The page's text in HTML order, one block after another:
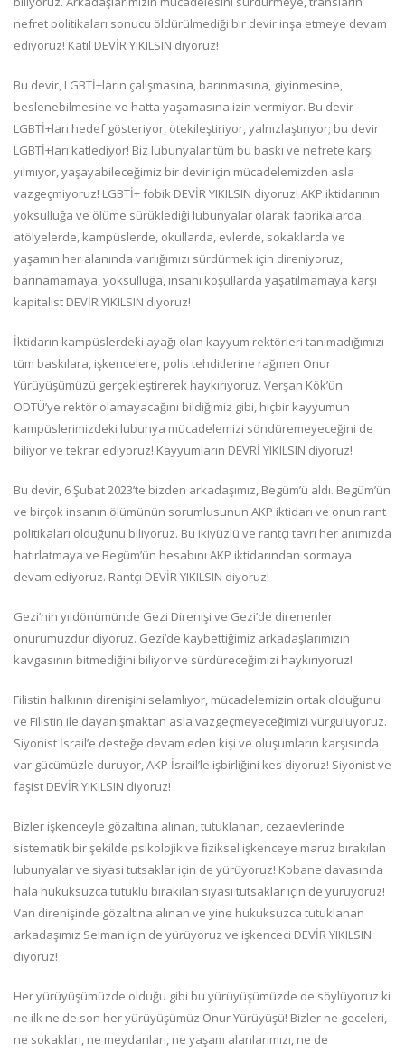
nefret politikaları sonucu öldürülmediği bir devir inşa etmeye devam
ediyoruz! Katil DEVİR YIKILSIN diyoruz!
Bu devir, LGBTİ+ların çalışmasına, barınmasına, giyinmesine,
beslenebilmesine ve hatta yaşamasına izin vermiyor. Bu devir
LGBTİ+ları hedef gösteriyor, ötekileştiriyor, yalnızlaştırıyor; bu devir
LGBTİ+ları katlediyor! Biz lubunyalar tüm bu baskı ve nefrete karşı
yılmıyor, yaşayabileceğimiz bir devir için mücadelemizden asla
vazgeçmiyoruz! LGBTİ+ fobik DEVİR YIKILSIN diyoruz! AKP iktidarının
yoksulluğa ve ölüme sürüklediği lubunyalar olarak fabrikalarda,
atölyelerde, kampüslerde, okullarda, evlerde, sokaklarda ve
yaşamın her alanında varlığımızı sürdürmek için direniyoruz,
barınamamaya, yoksulluğa, insani koşullarda yaşatılmamaya karşı
kapitalist DEVİR YIKILSIN diyoruz!
İktidarın kampüslerdeki ayağı olan kayyum rektörleri tanımadığımızı
tüm baskılara, işkencelere, polis tehditlerine rağmen Onur
Yürüyüşümüzü gerçekleştirerek haykırıyoruz. Verşan Kök’ün
ODTÜ’ye rektör olamayacağını bildiğimiz gibi, hiçbir kayyumun
kampüslerimizdeki lubunya mücadelemizi söndüremeyeceğini de
biliyor ve tekrar ediyoruz! Kayyumların DEVRİ YIKILSIN diyoruz!
Bu devir, 6 Şubat 2023’te bizden arkadaşımız, Begüm’ü aldı. Begüm’ün
ve birçok insanın ölümünün sorumlusunun AKP iktidarı ve onun rant
politikaları olduğunu biliyoruz. Bu ikiyüzlü ve rantçı tavrı her anımızda
hatırlatmaya ve Begüm’ün hesabını AKP iktidarından sormaya
devam ediyoruz. Rantçı DEVİR YIKILSIN diyoruz!
Gezi’nin yıldönümünde Gezi Direnişi ve Gezi’de direnenler
onurumuzdur diyoruz. Gezi’de kaybettiğimiz arkadaşlarımızın
kavgasının bitmediğini biliyor ve sürdüreceğimizi haykırıyoruz!
Filistin halkının direnişini selamlıyor, mücadelemizin ortak olduğunu
ve Filistin ile dayanışmaktan asla vazgeçmeyeceğimizi vurguluyoruz.
Siyonist İsrail’e desteğe devam eden kişi ve oluşumların karşısında
var gücümüzle duruyor, AKP İsrail’le işbirliğini kes diyoruz! Siyonist ve
faşist DEVİR YIKILSIN diyoruz!
Bizler işkenceyle gözaltına alınan, tutuklanan, cezaevlerinde
sistematik bir şekilde psikolojik ve ﬁziksel işkenceye maruz bırakılan
lubunyalar ve siyasi tutsaklar için de yürüyoruz! Kobane davasında
hala hukuksuzca tutuklu bırakılan siyasi tutsaklar için de yürüyoruz!
Van direnişinde gözaltına alınan ve yine hukuksuzca tutuklanan
arkadaşımız Selman için de yürüyoruz ve işkenceci DEVİR YIKILSIN
diyoruz!
Her yürüyüşümüzde olduğu gibi bu yürüyüşümüzde de söylüyoruz ki
ne ilk ne de son her yürüyüşümüz Onur Yürüyüşü! Bizler ne geceleri,
ne sokakları, ne meydanları, ne yaşam alanlarımızı, ne de